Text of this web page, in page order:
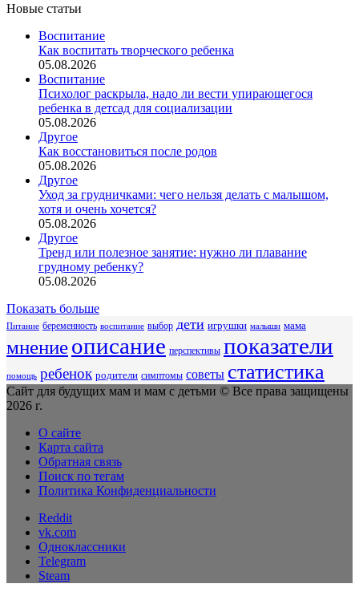
Новые статьи
Воспитание
Как воспитать творческого ребенка
05.08.2026
Воспитание
Психолог раскрыла, надо ли вести упирающегося
ребенка в детсад для социализации
05.08.2026
Другое
Как восстановиться после родов
05.08.2026
Другое
Уход за грудничками: чего нельзя делать с малышом,
хотя и очень хочется?
05.08.2026
Другое
Тренд или полезное занятие: нужно ли плавание
грудному ребенку?
05.08.2026
Показать больше
Питание беременность воспитание выбор дети игрушки малыши мама
мнениеописание перспективы показатели
помощь ребенок родители симптомы советы статистика
Сайт для будущих мам и мам с детьми © Все права защищены
2026 г.
О сайте
Карта сайта
Обратная связь
Поиск по тегам
Политика Конфиденциальности
Reddit
vk.com
Одноклассники
Telegram
Steam